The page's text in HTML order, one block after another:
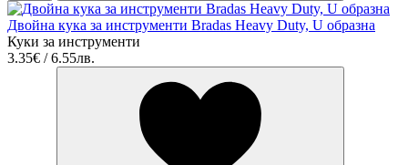
Двойна кука за инструменти Bradas Heavy Duty, U образнa
Куки за инструменти
3.35€ / 6.55лв.